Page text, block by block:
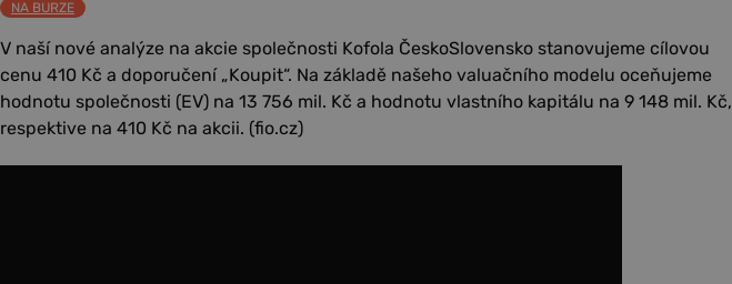
NA BURZE
V naší nové analýze na akcie společnosti Kofola ČeskoSlovensko stanovujeme cílovou
cenu 410 Kč a doporučení „Koupit“. Na základě našeho valuačního modelu oceňujeme
hodnotu společnosti (EV) na 13 756 mil. Kč a hodnotu vlastního kapitálu na 9 148 mil. Kč,
respektive na 410 Kč na akcii. (fio.cz)